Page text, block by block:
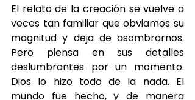
El relato de la creación se vuelve a
veces tan familiar que obviamos su
magnitud y deja de asombrarnos.
Pero piensa en sus detalles
deslumbrantes por un momento.
Dios lo hizo todo de la nada. El
mundo fue hecho, y de manera